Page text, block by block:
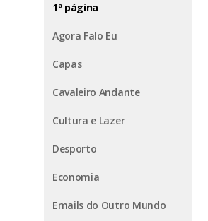
1ª página
Agora Falo Eu
Capas
Cavaleiro Andante
Cultura e Lazer
Desporto
Economia
Emails do Outro Mundo